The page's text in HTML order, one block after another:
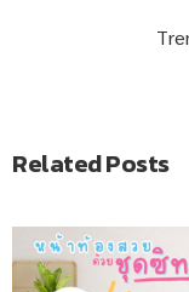
Related Posts